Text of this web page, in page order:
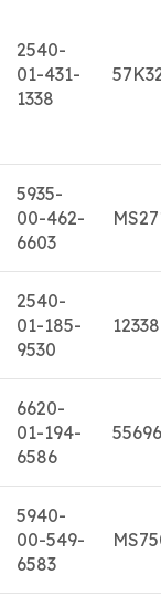
2540-
01-431-
1338
5935-
00-462-
6603
2540-
01-185-
9530
6620-
01-194-
6586
5940-
00-549-
6583